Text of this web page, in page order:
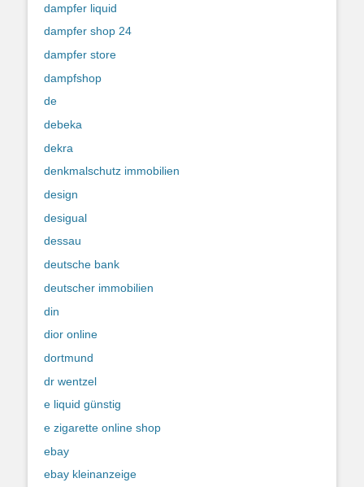
dampfer liquid
dampfer shop 24
dampfer store
dampfshop
de
debeka
dekra
denkmalschutz immobilien
design
desigual
dessau
deutsche bank
deutscher immobilien
din
dior online
dortmund
dr wentzel
e liquid günstig
e zigarette online shop
ebay
ebay kleinanzeige